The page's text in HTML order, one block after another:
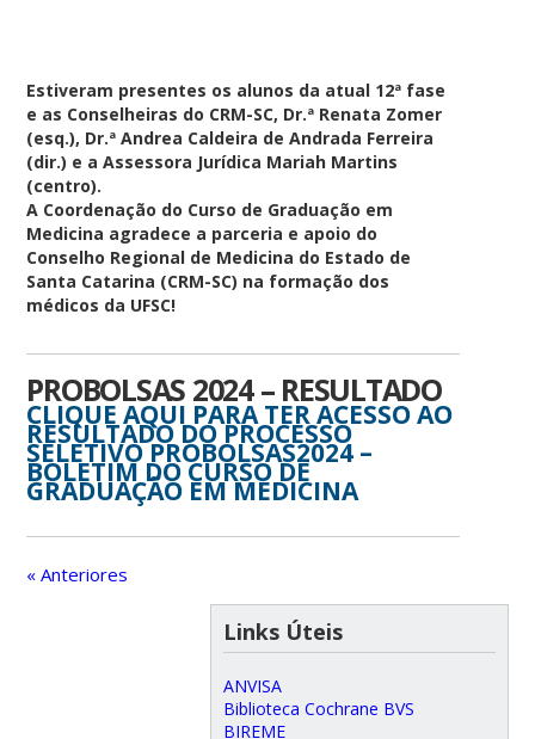
Estiveram presentes os alunos da atual 12ª fase
e as Conselheiras do CRM-SC, Dr.ª Renata Zomer
(esq.), Dr.ª Andrea Caldeira de Andrada Ferreira
(dir.) e a Assessora Jurídica Mariah Martins
(centro).
A Coordenação do Curso de Graduação em
Medicina agradece a parceria e apoio do
Conselho Regional de Medicina do Estado de
Santa Catarina (CRM-SC) na formação dos
médicos da UFSC!
PROBOLSAS 2024 – RESULTADO
CLIQUE AQUI PARA TER ACESSO AO
RESULTADO DO PROCESSO
SELETIVO PROBOLSAS2024 –
BOLETIM DO CURSO DE
GRADUAÇÃO EM MEDICINA
« Anteriores
Links Úteis
ANVISA
Biblioteca Cochrane BVS
BIREME